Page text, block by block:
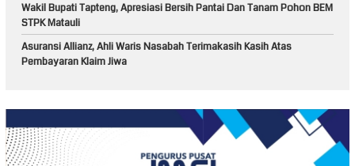
Wakil Bupati Tapteng, Apresiasi Bersih Pantai Dan Tanam Pohon BEM
STPK Matauli
Asuransi Allianz, Ahli Waris Nasabah Terimakasih Kasih Atas
Pembayaran Klaim Jiwa